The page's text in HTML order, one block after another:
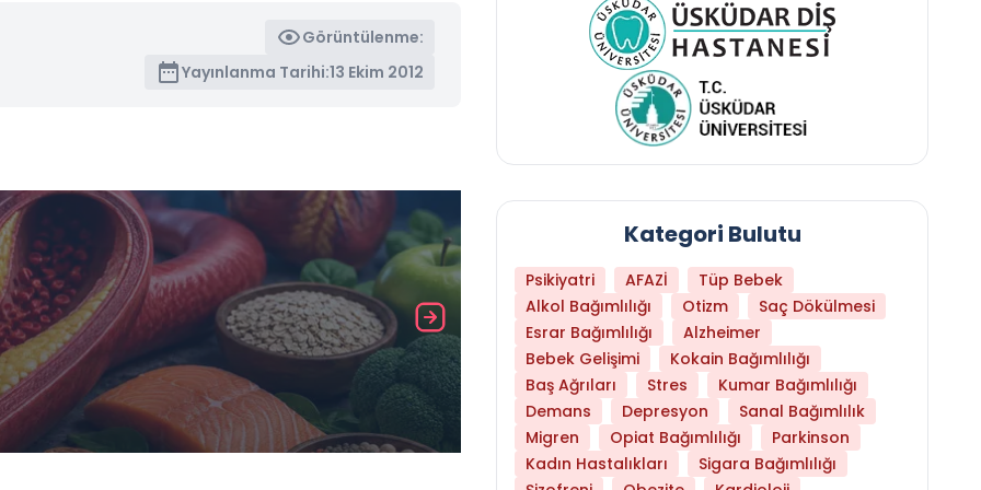
Görüntülenme:
Yayınlanma Tarihi:13 Ekim 2012
Daha Az Protein Tüketmek Yaşlanmayı
Kategori Bulutu
Psikiyatri AFAZİ
Tüp Bebek
Alkol Bağımlılığı
Otizm
Saç Dökülmesi
Esrar Bağımlılığı
Alzheimer
Bebek Gelişimi
Kokain Bağımlılığı
Baş Ağrıları
Stres
Kumar Bağımlılığı
Demans
Depresyon
Sanal Bağımlılık
Migren
Opiat Bağımlılığı
Parkinson
Kadın Hastalıkları
Sigara Bağımlılığı